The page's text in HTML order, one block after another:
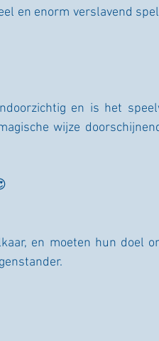
en enorm verslavend
en is het
wijze
en moeten hun doel